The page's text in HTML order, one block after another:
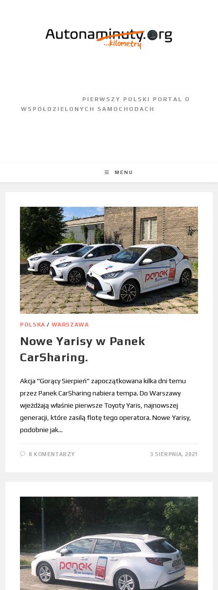
MENU
POLSKA / WARSZAWA
Nowe Yarisy w Panek
CarSharing.
Akcja "Gorący Sierpień" zapoczątkowana kilka dni temu
przez Panek CarSharing nabiera tempa. Do Warszawy
wjeżdżają właśnie pierwsze Toyoty Yaris, najnowszej
generacji, które zasilą flotę tego operatora. Nowe Yarisy,
podobnie jak…
8 KOMENTARZY 3 SIERPNIA, 2021